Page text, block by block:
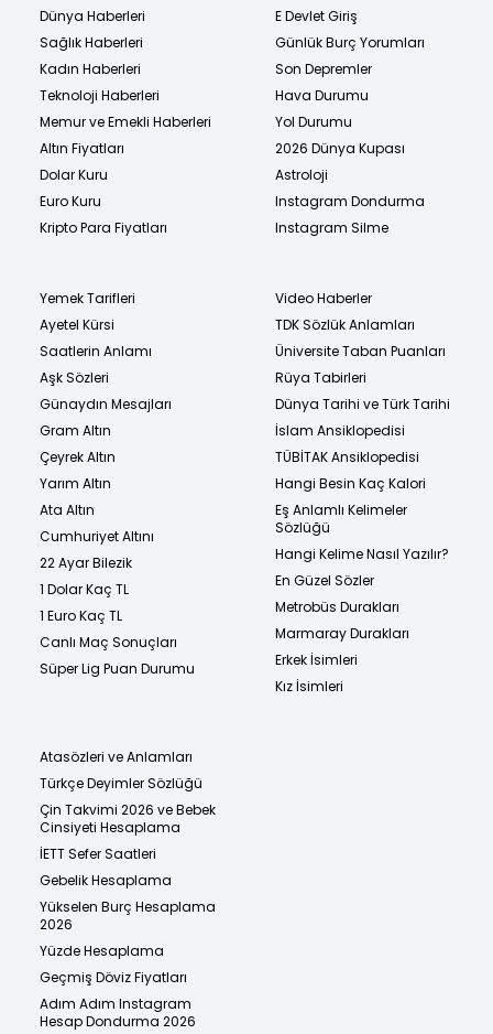
Dünya Haberleri
Sağlık Haberleri
Kadın Haberleri
Teknoloji Haberleri
Memur ve Emekli Haberleri
Altın Fiyatları
Dolar Kuru
Euro Kuru
Kripto Para Fiyatları
E Devlet Giriş
Günlük Burç Yorumları
Son Depremler
Hava Durumu
Yol Durumu
2026 Dünya Kupası
Astroloji
Instagram Dondurma
Instagram Silme
Yemek Tarifleri
Ayetel Kürsi
Saatlerin Anlamı
Aşk Sözleri
Günaydın Mesajları
Gram Altın
Çeyrek Altın
Yarım Altın
Ata Altın
Cumhuriyet Altını
22 Ayar Bilezik
1 Dolar Kaç TL
1 Euro Kaç TL
Canlı Maç Sonuçları
Süper Lig Puan Durumu
Video Haberler
TDK Sözlük Anlamları
Üniversite Taban Puanları
Rüya Tabirleri
Dünya Tarihi ve Türk Tarihi
İslam Ansiklopedisi
TÜBİTAK Ansiklopedisi
Hangi Besin Kaç Kalori
Eş Anlamlı Kelimeler
Sözlüğü
Hangi Kelime Nasıl Yazılır?
En Güzel Sözler
Metrobüs Durakları
Marmaray Durakları
Erkek İsimleri
Kız İsimleri
Atasözleri ve Anlamları
Türkçe Deyimler Sözlüğü
Çin Takvimi 2026 ve Bebek
Cinsiyeti Hesaplama
İETT Sefer Saatleri
Gebelik Hesaplama
Yükselen Burç Hesaplama
2026
Yüzde Hesaplama
Geçmiş Döviz Fiyatları
Adım Adım Instagram
Hesap Dondurma 2026